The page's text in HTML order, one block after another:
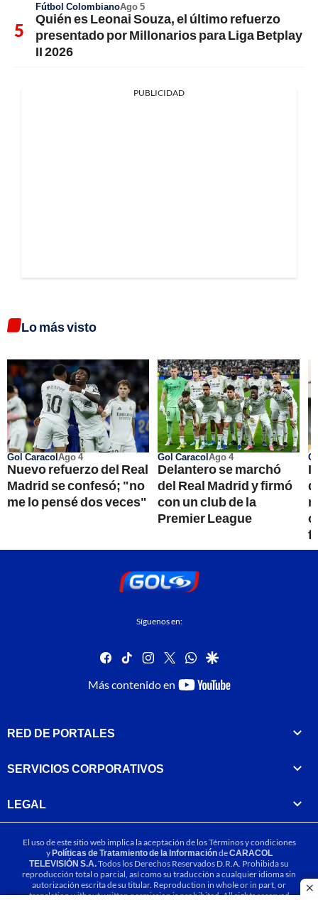
Fútbol ColombianoAgo 5
Quién es Leonai Souza, el último refuerzo
presentado por Millonarios para Liga Betplay
II 2026
PUBLICIDAD
Lo más visto
Gol CaracolAgo 4
Nuevo refuerzo del Real
Madrid se confesó; "no
me lo pensé dos veces"
Gol CaracolAgo 4
Delantero se marchó
del Real Madrid y firmó
con un club de la
Premier League
Síguenos en:
facebook
tiktok instagram
twitterwhatsapp
google
Más contenido en
youtube-
RED DE PORTALES
SERVICIOS CORPORATIVOS
LEGAL
El uso de este sitio web implica la aceptación de losTérminos y condiciones
yPolíticas de Tratamiento de la InformacióndeCARACOL
TELEVISIÓN S.A.Todos los Derechos Reservados D.R.A. Prohibida su
reproducción total o parcial, así como su traducción a cualquier idioma sin
autorización escrita de su titular. Reproduction in whole or in part, or
translation without written permission is prohibited. All rights reserved